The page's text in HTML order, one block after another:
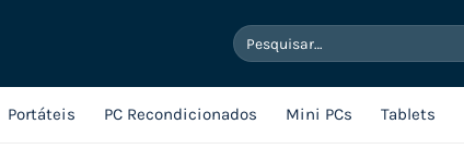
Pesquisar
por:
Portáteis PC Recondicionados Mini PCs Tablets